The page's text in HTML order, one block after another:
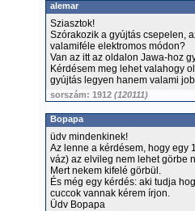
alemar
Sziasztok!
Szórakozik a gyújtás csepelen,
valamiféle elektromos módon?
Van az itt az oldalon Jawa-hoz
Kérdésem meg lehet valahogy
gyújtás legyen hanem valami
sorszám: 1912 (120111)
Bopapa
üdv mindenkinek!
Az lenne a kérdésem, hogy egy
váz) az elvileg nem lehet görbe
Mert nekem kifelé görbül.
És még egy kérdés: aki tudja
cuccok vannak kérem írjon.
Üdv Bopapa